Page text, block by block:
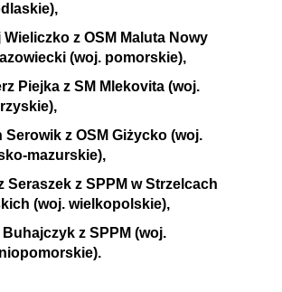
z OSM Maluta Nowy
(woj. pomorskie),
Piejka z SM Mlekovita (woj.
Serowik z OSM Giżycko (woj.
mazurskie),
Seraszek z SPPM w Strzelcach
(woj. wielkopolskie),
z SPPM (woj.